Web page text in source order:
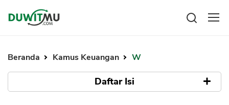
Pengeluaran
Asuransi
Kartu Kredit
Beranda Kamus Keuangan W
Daftar Isi